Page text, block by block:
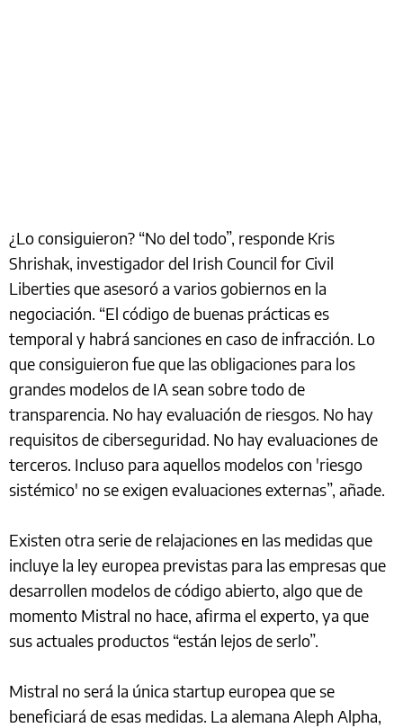
¿Lo consiguieron? “No del todo”, responde Kris
Shrishak, investigador del Irish Council for Civil
Liberties que asesoró a varios gobiernos en la
negociación. “El código de buenas prácticas es
temporal y habrá sanciones en caso de infracción. Lo
que consiguieron fue que las obligaciones para los
grandes modelos de IA sean sobre todo de
transparencia. No hay evaluación de riesgos. No hay
requisitos de ciberseguridad. No hay evaluaciones de
terceros. Incluso para aquellos modelos con 'riesgo
sistémico' no se exigen evaluaciones externas”, añade.
Existen otra serie de relajaciones en las medidas que
incluye la ley europea previstas para las empresas que
desarrollen modelos de código abierto, algo que de
momento Mistral no hace, afirma el experto, ya que
sus actuales productos “están lejos de serlo”.
Mistral no será la única startup europea que se
beneficiará de esas medidas. La alemana Aleph Alpha,